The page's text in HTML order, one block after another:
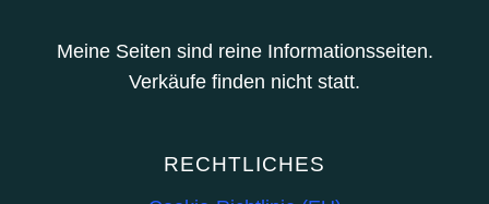
Meine Seiten sind reine Informationsseiten.
Verkäufe finden nicht statt.
RECHTLICHES